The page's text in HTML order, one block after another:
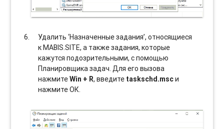
Удалить ‘Назначенные задания’, относящиеся
к MABIS.SITE, а также задания, которые
кажутся подозрительными, с помощью
Планировщика задач. Для его вызова
нажмитеWin + R, введите taskschd.mscи
нажмите ОК.